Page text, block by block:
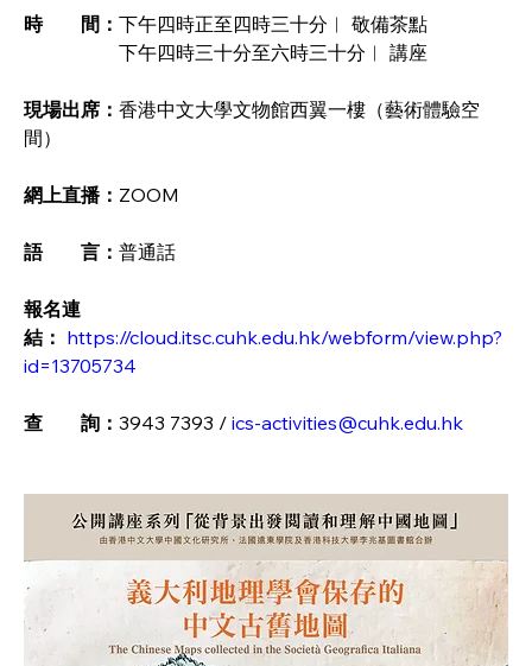
時　　間： 下午四時正至四時三十分︱ 敬備茶點
下午四時三十分至六時三十分︱ 講座
現場出席： 香港中文大學文物館西翼一樓（藝術體驗空
間）
網上直播： ZOOM
語　　言： 普通話
報名連
結： https://cloud.itsc.cuhk.edu.hk/webform/view.php?
id=13705734
查　　詢： 3943 7393 / ics-activities@cuhk.edu.hk